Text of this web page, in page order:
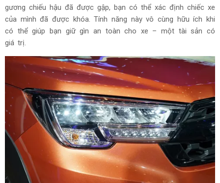
gương chiếu hậu đã được gập, bạn có thể xác định chiếc xe
của mình đã được khóa. Tính năng này vô cùng hữu ích khi
có thể giúp bạn giữ gìn an toàn cho xe – một tài sản có
giá trị.